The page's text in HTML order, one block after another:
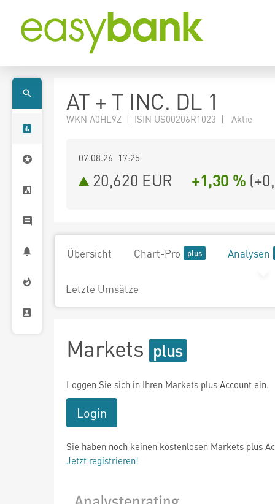
AT + T INC. DL 1
WKN A0HL9Z | ISIN US00206R1023 | Aktie
07.08.26 17:25
20,620 EUR +1,30 % (
Übersicht Chart-Pro Analysen
Letzte Umsätze
Markets
Loggen Sie sich in Ihren Markets plus Account ein.
Login
Sie haben noch keinen kostenlosen Markets plus
Jetzt registrieren!